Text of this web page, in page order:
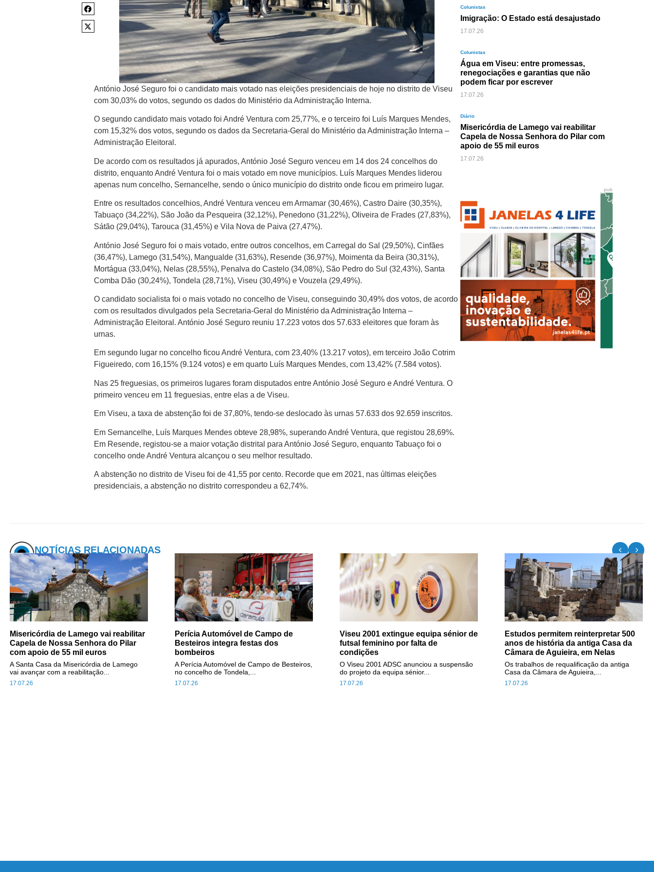
António José Seguro foi o candidato mais votado nas eleições presidenciais de hoje no distrito de Viseu
com 30,03% do votos, segundo os dados do Ministério da Administração Interna.
O segundo candidato mais votado foi André Ventura com 25,77%, e o terceiro foi Luís Marques Mendes,
com 15,32% dos votos, segundo os dados da Secretaria-Geral do Ministério da Administração Interna –
Administração Eleitoral.
De acordo com os resultados já apurados, António José Seguro venceu em 14 dos 24 concelhos do
distrito, enquanto André Ventura foi o mais votado em nove municípios. Luís Marques Mendes liderou
apenas num concelho, Sernancelhe, sendo o único município do distrito onde ficou em primeiro lugar.
Entre os resultados concelhios, André Ventura venceu em Armamar (30,46%), Castro Daire (30,35%),
Tabuaço (34,22%), São João da Pesqueira (32,12%), Penedono (31,22%), Oliveira de Frades (27,83%),
Sátão (29,04%), Tarouca (31,45%) e Vila Nova de Paiva (27,47%).
António José Seguro foi o mais votado, entre outros concelhos, em Carregal do Sal (29,50%), Cinfães
(36,47%), Lamego (31,54%), Mangualde (31,63%), Resende (36,97%), Moimenta da Beira (30,31%),
Mortágua (33,04%), Nelas (28,55%), Penalva do Castelo (34,08%), São Pedro do Sul (32,43%), Santa
Comba Dão (30,24%), Tondela (28,71%), Viseu (30,49%) e Vouzela (29,49%).
O candidato socialista foi o mais votado no concelho de Viseu, conseguindo 30,49% dos votos, de acordo
com os resultados divulgados pela Secretaria-Geral do Ministério da Administração Interna –
Administração Eleitoral. António José Seguro reuniu 17.223 votos dos 57.633 eleitores que foram às
urnas.
Em segundo lugar no concelho ficou André Ventura, com 23,40% (13.217 votos), em terceiro João Cotrim
Figueiredo, com 16,15% (9.124 votos) e em quarto Luís Marques Mendes, com 13,42% (7.584 votos).
Nas 25 freguesias, os primeiros lugares foram disputados entre António José Seguro e André Ventura. O
primeiro venceu em 11 freguesias, entre elas a de Viseu.
Em Viseu, a taxa de abstenção foi de 37,80%, tendo-se deslocado às urnas 57.633 dos 92.659 inscritos.
Em Sernancelhe, Luís Marques Mendes obteve 28,98%, superando André Ventura, que registou 28,69%.
Em Resende, registou-se a maior votação distrital para António José Seguro, enquanto Tabuaço foi o
concelho onde André Ventura alcançou o seu melhor resultado.
A abstenção no distrito de Viseu foi de 41,55 por cento. Recorde que em 2021, nas últimas eleições
presidenciais, a abstenção no distrito correspondeu a 62,74%.
Colunistas
Imigração: O Estado está desajustado
17.07.26
Colunistas
Água em Viseu: entre promessas,
renegociações e garantias que não
podem ficar por escrever
17.07.26
Diário
Misericórdia de Lamego vai reabilitar
Capela de Nossa Senhora do Pilar com
apoio de 55 mil euros
17.07.26
pub
NOTÍCIAS RELACIONADAS
Misericórdia de Lamego vai reabilitar
Capela de Nossa Senhora do Pilar
com apoio de 55 mil euros
17.07.26
A Santa Casa da Misericórdia de Lamego
vai avançar com a reabilitação...
Perícia Automóvel de Campo de
Besteiros integra festas dos
bombeiros
17.07.26
A Perícia Automóvel de Campo de Besteiros,
no concelho de Tondela,...
Viseu 2001 extingue equipa sénior de
futsal feminino por falta de
condições
17.07.26
O Viseu 2001 ADSC anunciou a suspensão
do projeto da equipa sénior...
Estudos permitem reinterpretar 500
anos de história da antiga Casa da
Câmara de Aguieira, em Nelas
17.07.26
Os trabalhos de requalificação da antiga
Casa da Câmara de Aguieira,...